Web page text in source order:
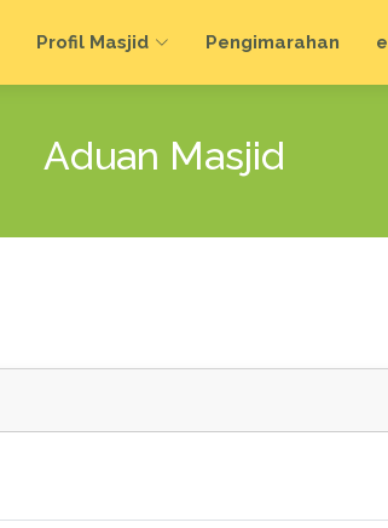
Profil Masjid Pengimarahan e
Aduan Masjid